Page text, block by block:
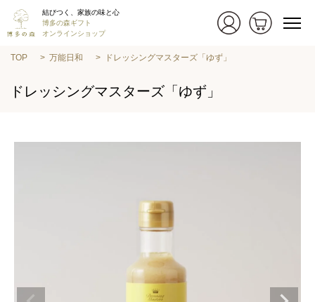
結びつく、家族の味と心
博多の森ギフト
オンラインショップ
TOP 万能日和 ドレッシングマスターズ「ゆず」
ドレッシングマスターズ「ゆず」